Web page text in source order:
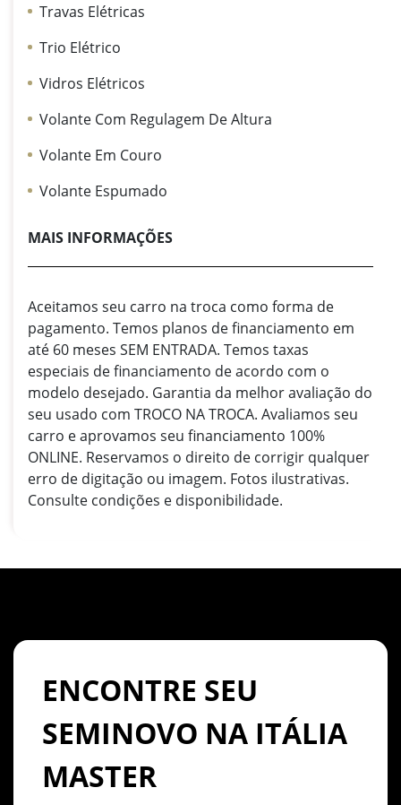
Travas Elétricas
Trio Elétrico
Vidros Elétricos
Volante Com Regulagem De Altura
Volante Em Couro
Volante Espumado
MAIS INFORMAÇÕES
Aceitamos seu carro na troca como forma de
pagamento. Temos planos de financiamento em
até 60 meses SEM ENTRADA. Temos taxas
especiais de financiamento de acordo com o
modelo desejado. Garantia da melhor avaliação do
seu usado com TROCO NA TROCA. Avaliamos seu
carro e aprovamos seu financiamento 100%
ONLINE. Reservamos o direito de corrigir qualquer
erro de digitação ou imagem. Fotos ilustrativas.
Consulte condições e disponibilidade.
ENCONTRE SEU
SEMINOVO NA ITÁLIA
MASTER